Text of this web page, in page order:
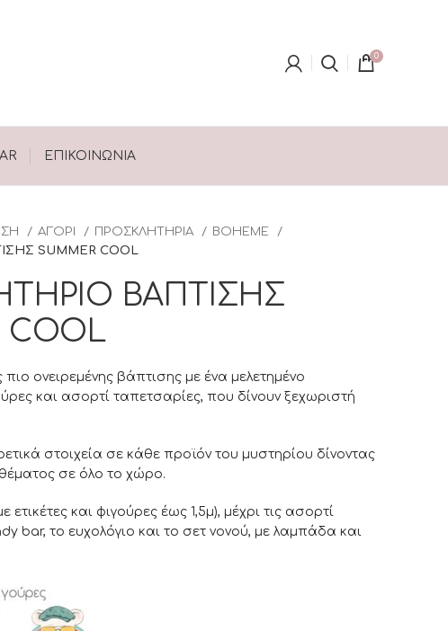
0
ΕΠΙΚΟΙΝΩΝΊΑ
ΑΓΟΡΙ ΠΡΟΣΚΛΗΤΗΡΙΑ
BOHEME
SUMMER COOL
ΒΑΠΤΙΣΗΣ
COOL
πιο ονειρεμένης βάπτισης με ένα μελετημένο
και ασορτί ταπετσαρίες, που δίνουν ξεχωριστή
στοιχεία σε κάθε προϊόν του μυστηρίου δίνοντας
σε όλο το χώρο.
και φιγούρες έως 1,5μ), μέχρι τις ασορτί
bar, το ευχολόγιο και το σετ νονού, με λαμπάδα και